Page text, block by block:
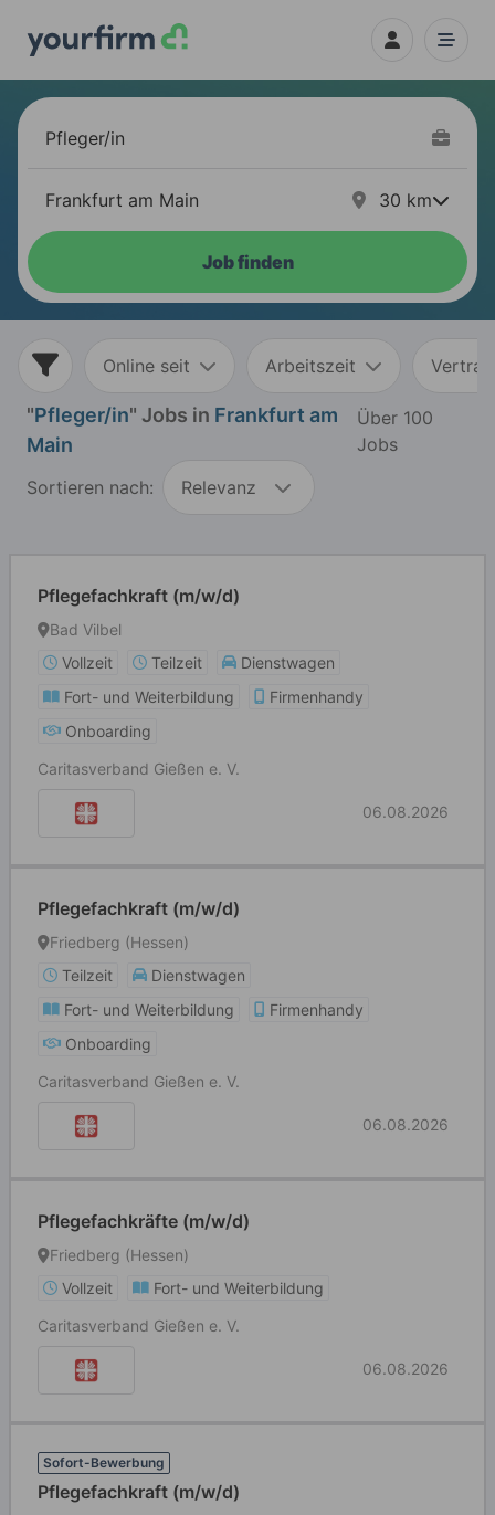
30 km
Job finden
Online seit Arbeitszeit
"Pfleger/in" Jobs in Frankfurt am
Main
Über 100
Jobs
Sortieren nach:
Relevanz
Pflegefachkraft (m/w/d)
Bad Vilbel
Vollzeit
Teilzeit
Dienstwagen
Fort- und Weiterbildung
Firmenhandy
Onboarding
Caritasverband Gießen e. V.
06.08.2026
Pflegefachkraft (m/w/d)
Friedberg (Hessen)
Teilzeit
Dienstwagen
Fort- und Weiterbildung
Firmenhandy
Onboarding
Caritasverband Gießen e. V.
06.08.2026
Pflegefachkräfte (m/w/d)
Friedberg (Hessen)
Vollzeit
Fort- und Weiterbildung
Caritasverband Gießen e. V.
06.08.2026
Sofort-Bewerbung
Pflegefachkraft (m/w/d)